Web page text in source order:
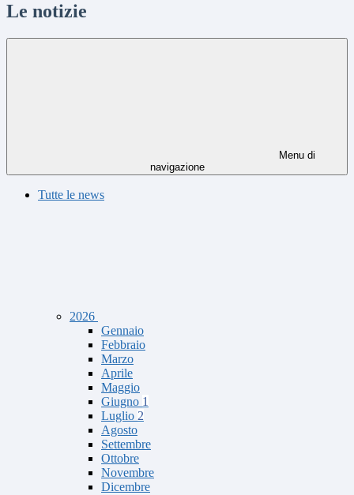
Le notizie
Menu di
navigazione
Tutte le news
2026
Gennaio
Febbraio
Marzo
Aprile
Maggio
Giugno 1
Luglio 2
Agosto
Settembre
Ottobre
Novembre
Dicembre